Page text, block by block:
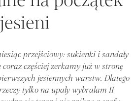
jesieni
przejściowy: sukienki i sandały
coraz częściej zerkamy już w stronę
jesiennych warstw. Dlatego
tylko na upały wybrałam 11